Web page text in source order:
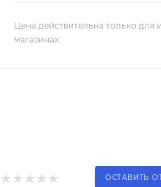
Цена действительна только для
магазинах
ОСТАВИТЬ